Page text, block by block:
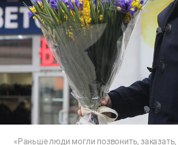
«Раньше люди могли позвонить,